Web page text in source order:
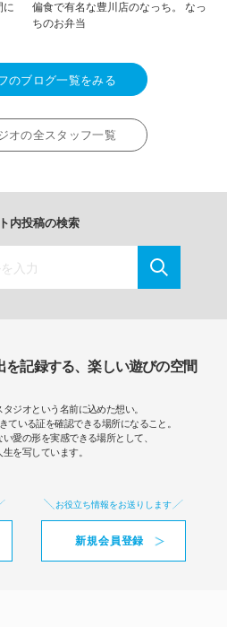
に
偏食で有名な豊川店のなっち。 なっ
ちのお弁当
のブログ一覧をみる
オの全スタッフ一覧
内投稿の検索
を記録する、楽しい遊びの空間
ジオという名前に込めた想い。
ている証を確認できる場所になること。
愛の形を実感できる場所として、
生を写しています。
お役立ち情報をお送りします
新規会員登録